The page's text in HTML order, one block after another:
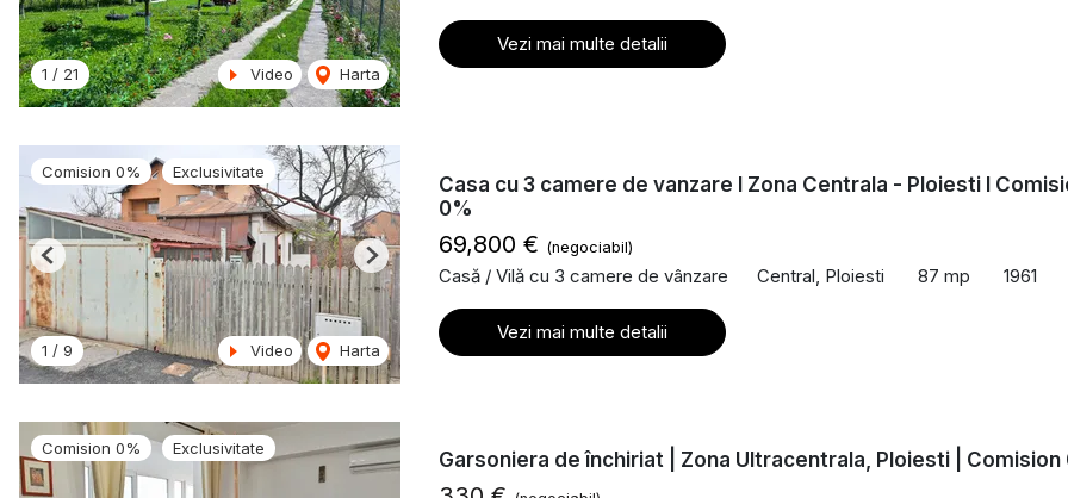
1 / 21 Video Harta
Vezi mai multe detalii
Comision 0% Exclusivitate
1 / 9 Video Harta
Previous Next
Casa cu 3 camere de vanzare I Zona Centrala - Ploiesti I
0%
69,800 € (negociabil)
Casă / Vilă cu 3 camere de vânzare Central, Ploiesti 87 mp 1961
Vezi mai multe detalii
Comision 0% Exclusivitate
Garsoniera de închiriat | Zona Ultracentrala, Ploiesti | Comision